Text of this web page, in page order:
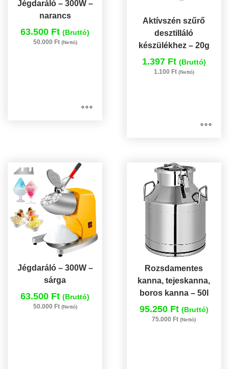
Jégdaráló – 300W –
narancs
63.500 Ft(Bruttó)
50.000 Ft (Nettó)
Aktívszén szűrő
desztilláló
készülékhez – 20g
1.397 Ft (Bruttó)
1.100 Ft (Nettó)
Jégdaráló – 300W –
sárga
63.500 Ft(Bruttó)
50.000 Ft (Nettó)
Rozsdamentes
kanna, tejeskanna,
boros kanna – 50l
95.250 Ft (Bruttó)
75.000 Ft(Nettó)